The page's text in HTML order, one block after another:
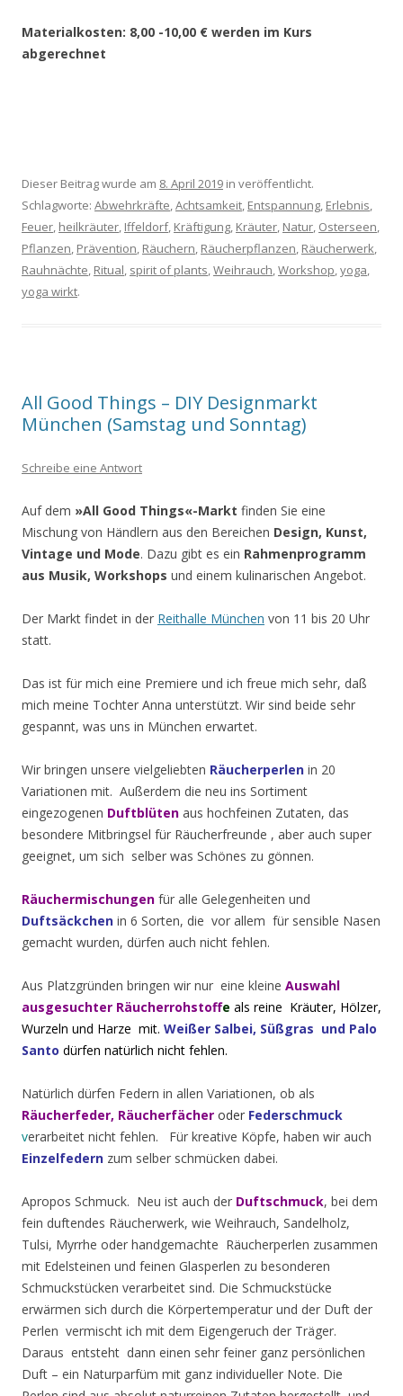
Materialkosten: 8,00 -10,00 € werden im Kurs
abgerechnet
Dieser Beitrag wurde am 8. April 2019 in veröffentlicht.
Schlagworte: Abwehrkräfte,Achtsamkeit, Entspannung, Erlebnis,
Feuer, heilkräuter, Iffeldorf, Kräftigung, Kräuter, Natur, Osterseen,
Pflanzen, Prävention, Räuchern, Räucherpflanzen, Räucherwerk,
Rauhnächte, Ritual, spirit of plants,Weihrauch,Workshop,yoga,
yoga wirkt.
All Good Things – DIY Designmarkt
München (Samstag und Sonntag)
Schreibe eine Antwort
Auf dem »All Good Things«-Markt finden Sie eine
Mischung von Händlern aus den Bereichen Design, Kunst,
Vintage und Mode. Dazu gibt es ein Rahmenprogramm
aus Musik, Workshops und einem kulinarischen Angebot.
Der Markt findet in der Reithalle München von 11 bis 20 Uhr
statt.
Das ist für mich eine Premiere und ich freue mich sehr, daß
mich meine Tochter Anna unterstützt. Wir sind beide sehr
gespannt, was uns in München erwartet.
Wir bringen unsere vielgeliebten Räucherperlen in 20
Variationen mit. Außerdem die neu ins Sortiment
eingezogenen Duftblüten aus hochfeinen Zutaten, das
besondere Mitbringsel für Räucherfreunde , aber auch super
geeignet, um sich selber was Schönes zu gönnen.
Räuchermischungen für alle Gelegenheiten und
Duftsäckchen in 6 Sorten, die vor allem für sensible Nasen
gemacht wurden, dürfen auch nicht fehlen.
Aus Platzgründen bringen wir nur eine kleine Auswahl
ausgesuchter Räucherrohstoffe als reine Kräuter, Hölzer,
Wurzeln und Harze mit. Weißer Salbei, Süßgras und Palo
Santo dürfen natürlich nicht fehlen.
Natürlich dürfen Federn in allen Variationen, ob als
Räucherfeder, Räucherfächer oder Federschmuck
verarbeitet nicht fehlen. Für kreative Köpfe, haben wir auch
Einzelfedern zum selber schmücken dabei.
Apropos Schmuck. Neu ist auch der Duftschmuck, bei dem
fein duftendes Räucherwerk, wie Weihrauch, Sandelholz,
Tulsi, Myrrhe oder handgemachte Räucherperlen zusammen
mit Edelsteinen und feinen Glasperlen zu besonderen
Schmuckstücken verarbeitet sind. Die Schmuckstücke
erwärmen sich durch die Körpertemperatur und der Duft der
Perlen vermischt ich mit dem Eigengeruch der Träger.
Daraus entsteht dann einen sehr feiner ganz persönlichen
Duft – ein Naturparfüm mit ganz individueller Note. Die